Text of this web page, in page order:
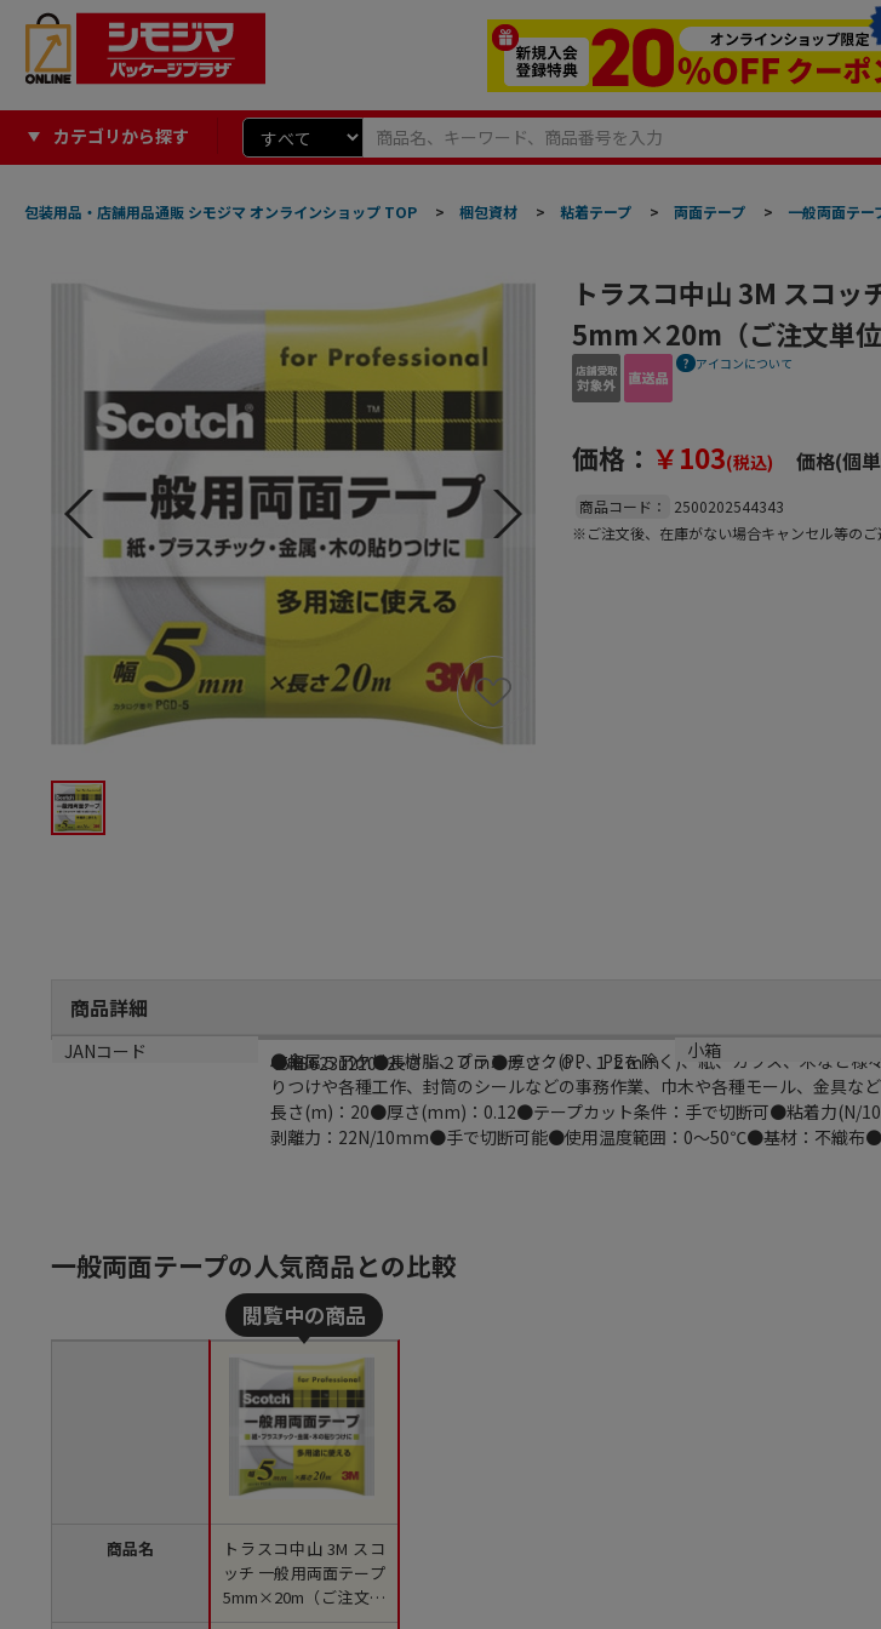
カテゴリから探す
包装用品・店舗用品通販 シモジマ オンラインショップ TOP > 梱包資材 > 粘着テープ > 両面テープ > 一般両面テー
トラスコ中山 3M スコッ
5mm×20m（ご注文単位
アイコンについて
価格： ￥103(税込) 価格(個単
商品コード：
2500202544343
※ご注文後、在庫がない場合キャンセル等のご
商品詳細
商品説明
●金属、アクリル樹脂、プラスチック(PP、PEを除く)、紙、ガラス、木など
りつけや各種工作、封筒のシールなどの事務作業、巾木や各種モール、金具
長さ(m)：20●厚さ(mm)：0.12●テープカット条件：手で切断可●粘着力(N/
剥離力：22N/10mm●手で切断可能●使用温度範囲：0～50℃●基材：不織布●
サイズ
●幅：５ｍｍ●長さ：２０ｍ●厚さ：０．１２ｍｍ
小箱
JANコード
4548623121062
一般両面テープの人気商品との比較
商品名
トラスコ中山 3M スコ
ッチ 一般用両面テープ
5mm×20m（ご注文単
位1巻）【直送品】